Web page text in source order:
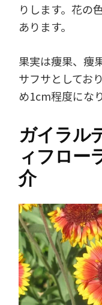
りします。花の
あります。
果実は痩果、痩
サフサとしてお
め1cm程度にな
ガイラル
ィフロー
介